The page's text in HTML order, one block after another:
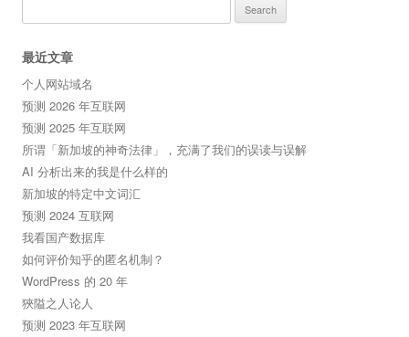
for:
最近文章
个人网站域名
预测 2026 年互联网
预测 2025 年互联网
所谓「新加坡的神奇法律」，充满了我们的误读与误解
AI 分析出来的我是什么样的
新加坡的特定中文词汇
预测 2024 互联网
我看国产数据库
如何评价知乎的匿名机制？
WordPress 的 20 年
狹隘之人论人
预测 2023 年互联网